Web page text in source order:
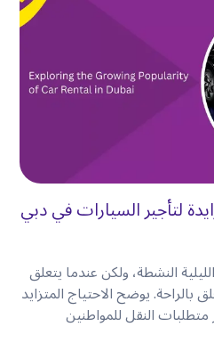
بالسيارة أكثر سهولة
أيضًا إمكانية الوصول
خارج وسط دبي
نهاية الأسبوع إلى
في الانطلاق متى شئت
التي تناسبك.
لتأجير السيارات في دبي
النشطة، ولكن عندما يتعلق
بالراحة. يوضح الاحتياج المتزايد
النقل للمواطنين